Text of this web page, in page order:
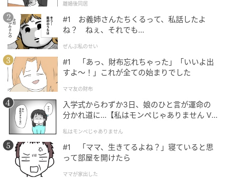
出典：select.mamastar.jp
離婚後同居
#1 お義姉さんたちくるって、私話したよ
ね？ ねぇ、それでも…
ぜんぶ私のせい
#1 「あっ、財布忘れちゃった」「いいよ出
すよ〜！」これが全ての始まりでした
ママ友の財布
入学式からわずか3日、娘のひと言が運命の
分かれ道に…【私はモンペじゃありません Vo
私はモンペじゃありません
#1 「ママ、生きてるよね？」寝ていると思
って部屋を開けたら
ママが家出した